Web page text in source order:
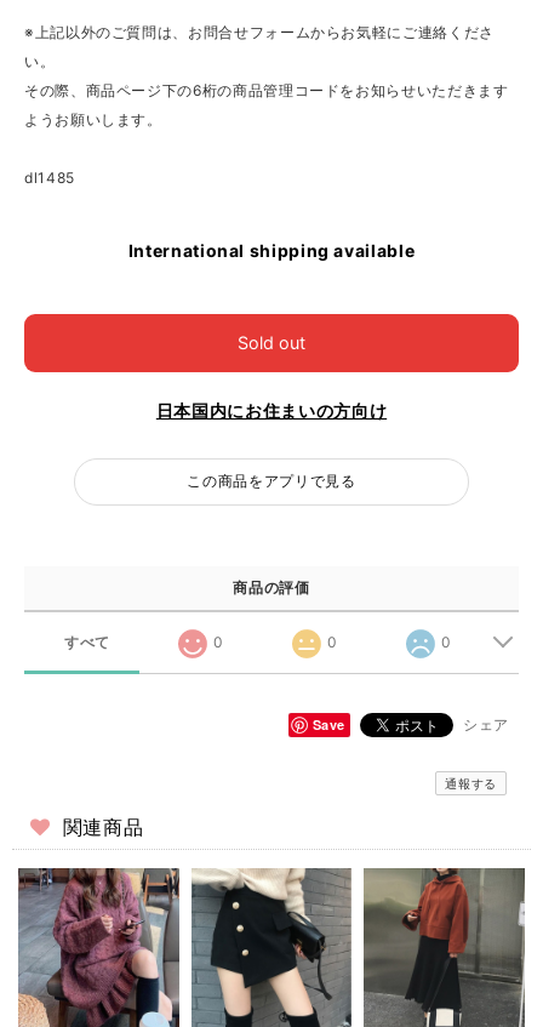
※上記以外のご質問は、お問合せフォームからお気軽にご連絡くださ
い。
その際、商品ページ下の6桁の商品管理コードをお知らせいただきます
ようお願いします。
dl1485
International shipping available
Sold out
日本国内にお住まいの方向け
この商品をアプリで見る
商品の評価
すべて 0 0 0
Save シェア
通報する
関連商品